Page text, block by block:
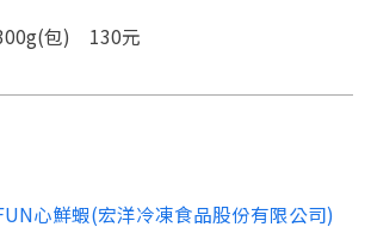
包) 130元
心鮮蝦(宏洋冷凍食品股份有限公司)